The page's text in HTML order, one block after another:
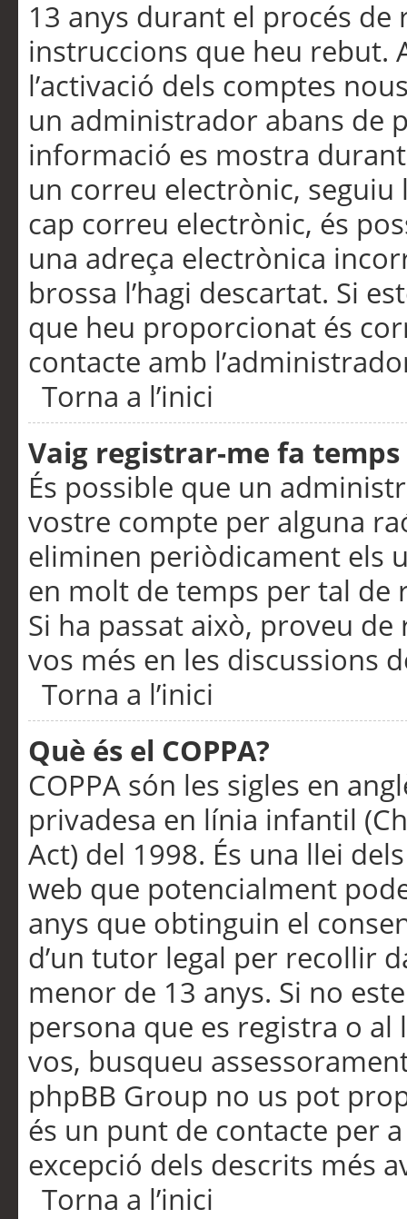
13 anys durant el procés de
instruccions que heu rebut.
l’activació dels comptes
un administrador abans de
informació es mostra
un correu electrònic,
cap correu electrònic, és
una adreça electrònica
brossa l’hagi descartat. Si
que heu proporcionat és
contacte amb
Torna a l’inici
Vaig registrar-me fa
És possible que un
vostre compte per alguna
eliminen periòdicament els
en molt de temps per tal de
Si ha passat això, proveu
vos més en les discussions
Torna a l’inici
Què és el COPPA?
COPPA són les sigles en
privadesa en línia infantil
Act) del 1998. És una llei
web que potencialment
anys que obtinguin el
d’un tutor legal per recollir
menor de 13 anys. Si no
persona que es registra o
vos, busqueu
phpBB Group no us pot
és un punt de contacte per
excepció dels descrits més
Torna a l’inici